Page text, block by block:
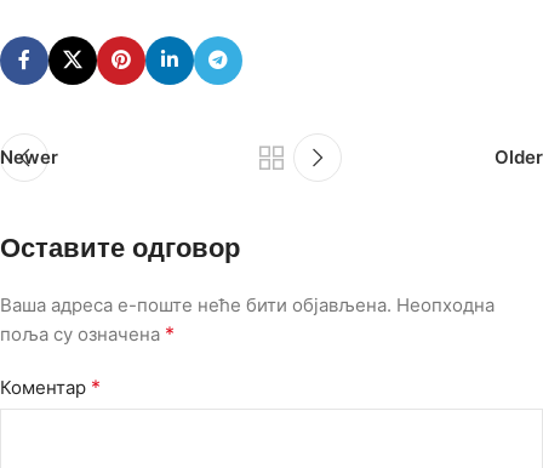
Newer Older
Оставите одговор
Ваша адреса е-поште неће бити објављена. Неопходна
поља су означена *
Коментар *